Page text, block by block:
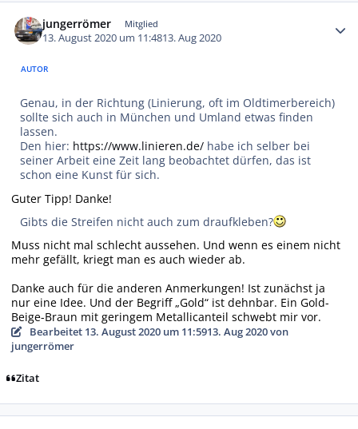
jungerrömer Mitglied
13. August 2020 um 11:4813. Aug 2020
AUTOR
Genau, in der Richtung (Linierung, oft im Oldtimerbereich)
sollte sich auch in München und Umland etwas finden
lassen.
Den hier: https://www.linieren.de/ habe ich selber bei
seiner Arbeit eine Zeit lang beobachtet dürfen, das ist
schon eine Kunst für sich.
Guter Tipp! Danke!
Gibts die Streifen nicht auch zum draufkleben?
Muss nicht mal schlecht aussehen. Und wenn es einem nicht
mehr gefällt, kriegt man es auch wieder ab.
Danke auch für die anderen Anmerkungen! Ist zunächst ja
nur eine Idee. Und der Begriff „Gold“ ist dehnbar. Ein Gold-
Beige-Braun mit geringem Metallicanteil schwebt mir vor.
Bearbeitet 13. August 2020 um 11:5913. Aug 2020von
jungerrömer
Zitat